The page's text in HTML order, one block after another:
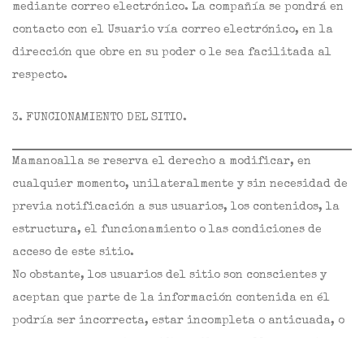
mediante correo electrónico. La compañía se pondrá en
contacto con el Usuario vía correo electrónico, en la
dirección que obre en su poder o le sea facilitada al
respecto.
3. FUNCIONAMIENTO DEL SITIO.
Mamanoalla se reserva el derecho a modificar, en
cualquier momento, unilateralmente y sin necesidad de
previa notificación a sus usuarios, los contenidos, la
estructura, el funcionamiento o las condiciones de
acceso de este sitio.
No obstante, los usuarios del sitio son conscientes y
aceptan que parte de la información contenida en él
podría ser incorrecta, estar incompleta o anticuada, o